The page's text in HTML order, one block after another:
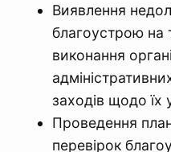
Виявлення
благоустрою на
виконання
заходів щодо їх
Проведення
перевірок